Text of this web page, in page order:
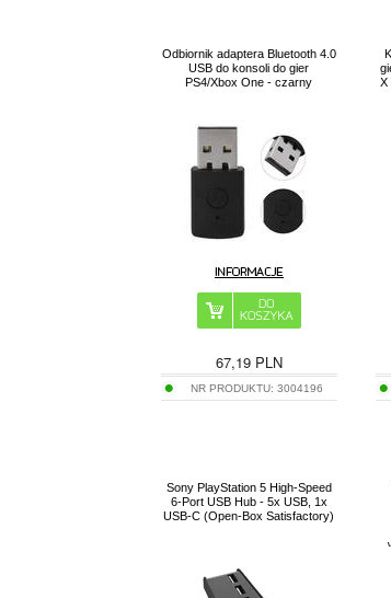
Odbiornik adaptera Bluetooth 4.0
USB do konsoli do gier
PS4/Xbox One - czarny
67,19PLN
NR PRODUKTU:3004196
X
Sony PlayStation 5 High-Speed
6-Port USB Hub - 5x USB, 1x
USB-C (Open-Box Satisfactory)